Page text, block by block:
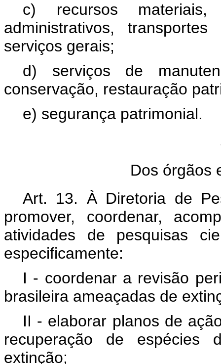
c) recursos materiais,
administrativos,
serviços gerais;
d) serviços de
conservação, restauração
e) segurança patrimonial.
Dos órgãos
Art. 13. À Diretoria de
promover, coordenar,
atividades de pesquisas
especificamente:
I - coordenar a revisão
brasileira ameaçadas de
II - elaborar planos de
recuperação de espécies
extinção;